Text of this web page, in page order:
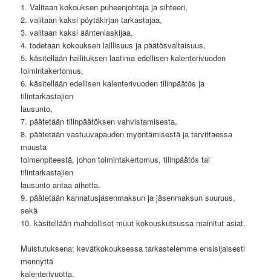
1. Valitaan kokouksen puheenjohtaja ja sihteeri,
2. valitaan kaksi pöytäkirjan tarkastajaa,
3. valitaan kaksi ääntenlaskijaa,
4. todetaan kokouksen laillisuus ja päätösvaltaisuus,
5. käsitellään hallituksen laatima edellisen kalenterivuoden
toimintakertomus,
6. käsitellään edellisen kalenterivuoden tilinpäätös ja
tilintarkastajien
lausunto,
7. päätetään tilinpäätöksen vahvistamisesta,
8. päätetään vastuuvapauden myöntämisestä ja tarvittaessa
muusta
toimenpiteestä, johon toimintakertomus, tilinpäätös tai
tilintarkastajien
lausunto antaa aihetta,
9. päätetään kannatusjäsenmaksun ja jäsenmaksun suuruus,
sekä
10. käsitellään mahdolliset muut kokouskutsussa mainitut asiat.
Muistutuksena; kevätkokouksessa tarkastelemme ensisijaisesti
mennyttä
kalenterivuotta.